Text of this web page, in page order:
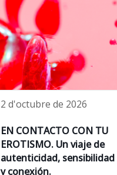
2 d'octubre de 2026
EN CONTACTO CON TU
EROTISMO. Un viaje de
autenticidad, sensibilidad
y conexión.